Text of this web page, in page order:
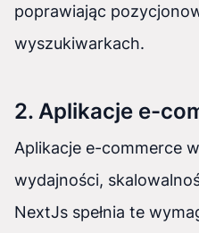
poprawiając
wyszukiwarkach.
2. Aplikacje e-
Aplikacje e-commerce
wydajności,
NextJs spełnia te